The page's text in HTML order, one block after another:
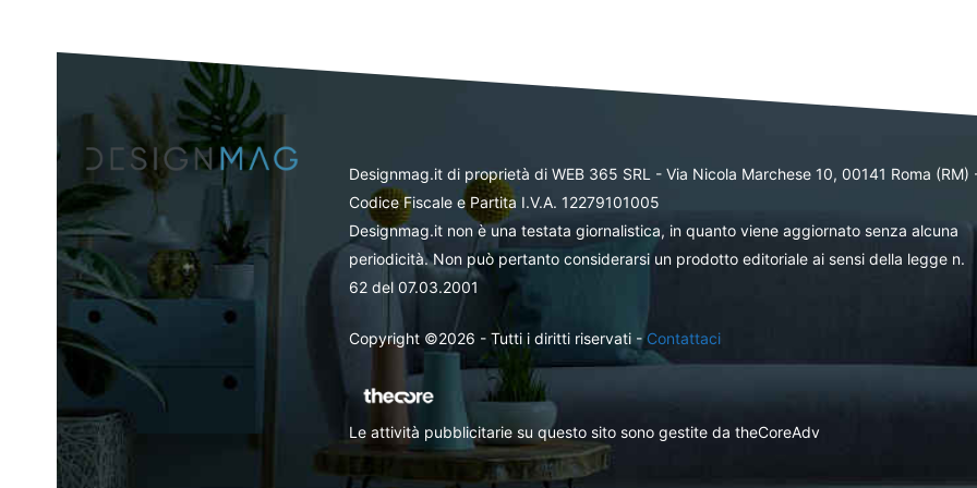
Designmag.it di proprietà di WEB 365 SRL - Via Nicola Marchese 10, 00141 Roma (RM)
Codice Fiscale e Partita I.V.A. 12279101005
Designmag.it non è una testata giornalistica, in quanto viene aggiornato senza alcuna
periodicità. Non può pertanto considerarsi un prodotto editoriale ai sensi della legge n.
62 del 07.03.2001
Copyright ©2026 - Tutti i diritti riservati -Contattaci
Le attività pubblicitarie su questo sito sono gestite da theCoreAdv